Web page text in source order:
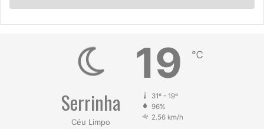
Serrinha
Céu Limpo
19 ℃
31º - 19º
96%
2.56 km/h